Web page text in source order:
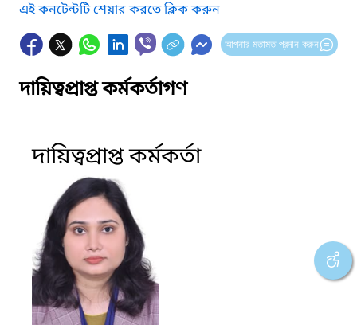
এই কনটেন্টটি শেয়ার করতে ক্লিক করুন
আপনার মতামত প্রদান করুন
দায়িত্বপ্রাপ্ত কর্মকর্তাগণ
দায়িত্বপ্রাপ্ত কর্মকর্তা